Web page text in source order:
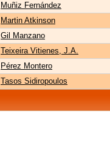
Muñiz Fernández
Martin Atkinson
Gil Manzano
Teixeira Vitienes, J.A.
Pérez Montero
Tasos Sidiropoulos